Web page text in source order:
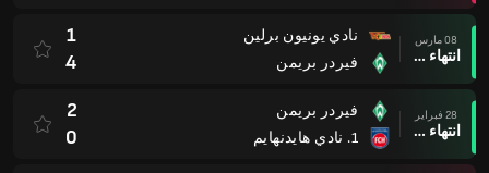
08 مارس
انتهاء وقت المباراة
نادي يونيون برلين
فيردر بريمن
1
4
28 فبراير
انتهاء وقت المباراة
فيردر بريمن
1. نادي هايدنهايم
2
0